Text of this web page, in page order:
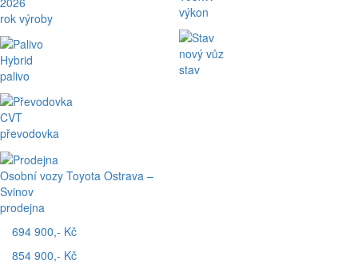
rok výroby
Hybrid
palivo
CVT
převodovka
Osobní vozy Toyota Ostrava –
Svinov
prodejna
výkon
nový vůz
stav
694 900,- Kč
854 900,- Kč